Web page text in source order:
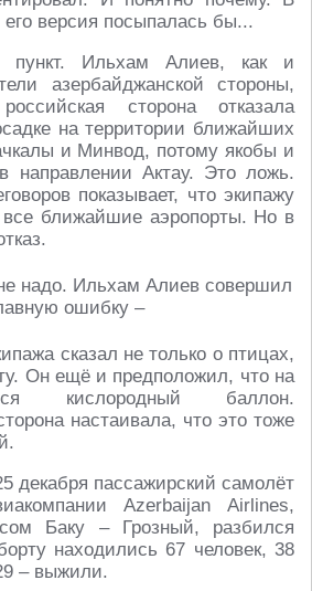
версия посыпалась бы...
пункт. Ильхам Алиев, как и
азербайджанской стороны,
сторона отказала
на территории ближайших
и Минвод, потому якобы и
направлении Актау. Это ложь.
показывает, что экипажу
ближайшие аэропорты. Но в
сказал не только о птицах,
Он ещё и предположил, что на
кислородный баллон.
настаивала, что это тоже
декабря пассажирский самолёт
Azerbaijan Airlines,
Баку – Грозный, разбился
находились 67 человек, 38
– выжили.